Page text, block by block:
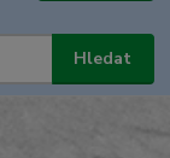
Hledat